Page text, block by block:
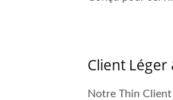
Client Léger
Notre Thin